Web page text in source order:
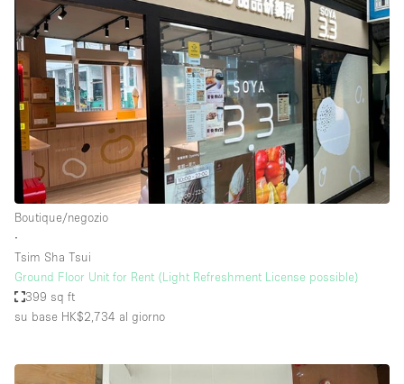
Boutique/negozio
∙
Tsim Sha Tsui
Ground Floor Unit for Rent (Light Refreshment License possible)
399 sq ft
su base HK$2,734 al giorno